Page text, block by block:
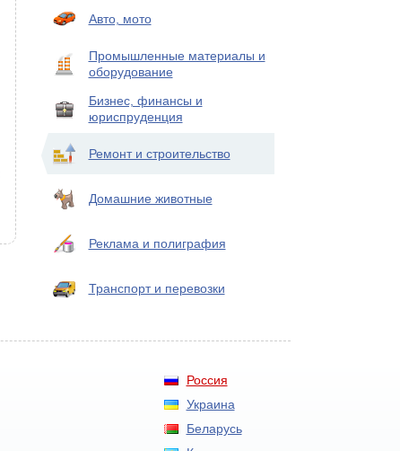
Авто, мото
Промышленные материалы и
оборудование
Бизнес, финансы и
юриспруденция
Ремонт и строительство
Домашние животные
Реклама и полиграфия
Транспорт и перевозки
Россия
Украина
Беларусь